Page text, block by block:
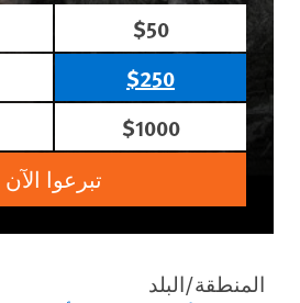
$50
$250
$1000
تبرعوا الآن
المنطقة/البلد